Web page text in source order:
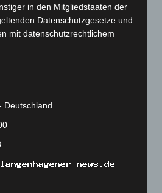
in den Mitgliedstaaten der
Datenschutzgesetze und
mit datenschutzrechtlichem
Deutschland